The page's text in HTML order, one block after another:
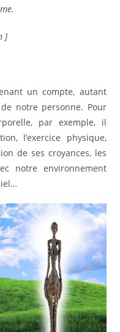
]
un compte, autant
notre personne. Pour
par exemple, il
l’exercice physique,
de ses croyances, les
notre environnement